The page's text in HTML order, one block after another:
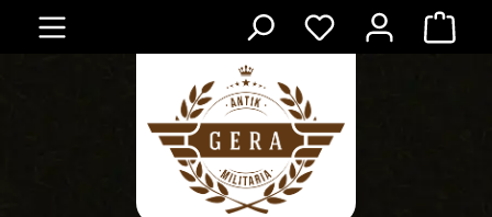
Zum Hauptinhalt springen